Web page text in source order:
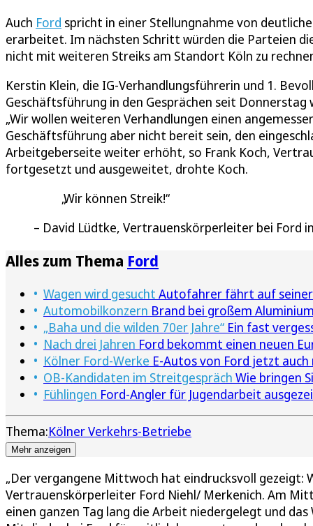
Auch Ford spricht in einer Stellungnahme von
erarbeitet. Im nächsten Schritt würden die Parteien
nicht mit weiteren Streiks am Standort Köln zu
Kerstin Klein, die IG-Verhandlungsführerin und 1.
Geschäftsführung in den Gesprächen seit
„Wir wollen weiteren Verhandlungen einen
Geschäftsführung aber nicht bereit sein, den
Arbeitgeberseite weiter erhöht, so Frank Koch,
fortgesetzt und ausgeweitet, drohte Koch.
Wir können Streik!
David Lüdtke, Vertrauenskörperleiter bei Ford
Alles zum Thema Ford
Wagen wird gesucht Autofahrer fährt auf
Automobilkonzern Brand bei großem
„Baha und die wilden 70er Jahre“ Ein fast
Nach drei Jahren Ford bekommt einen neuen
Kölner Ford-Werke E-Autos von Ford jetzt
OB-Kandidaten im Streitgespräch Wie bringen
Fühlingen Ford-Angler für Jugendarbeit
Thema:Kölner Verkehrs-Betriebe
Mehr anzeigen
„Der vergangene Mittwoch hat eindrucksvoll gezeigt:
Vertrauenskörperleiter Ford Niehl/ Merkenich. Am
einen ganzen Tag lang die Arbeit niedergelegt und